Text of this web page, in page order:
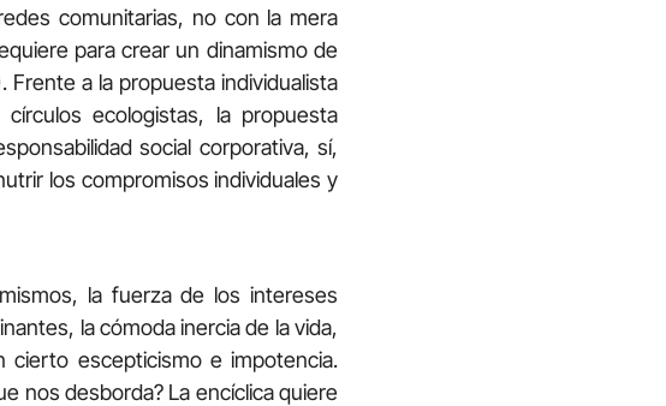
comunitarias, no con la mera
para crear un dinamismo de
Frente a la propuesta individualista
ecologistas, la propuesta
social corporativa, sí,
los compromisos individuales y
la fuerza de los intereses
la cómoda inercia de la vida,
cierto escepticismo e impotencia.
nos desborda? La encíclica quiere